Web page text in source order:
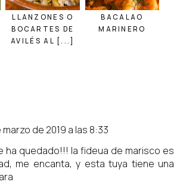
LLANZONES O
BOCARTES DE
AVILÉS AL [...]
BACALAO
MARINERO
marzo de 2019 a las 8:33
ha quedado!!! la fideua de marisco es
me encanta, y esta tuya tiene una